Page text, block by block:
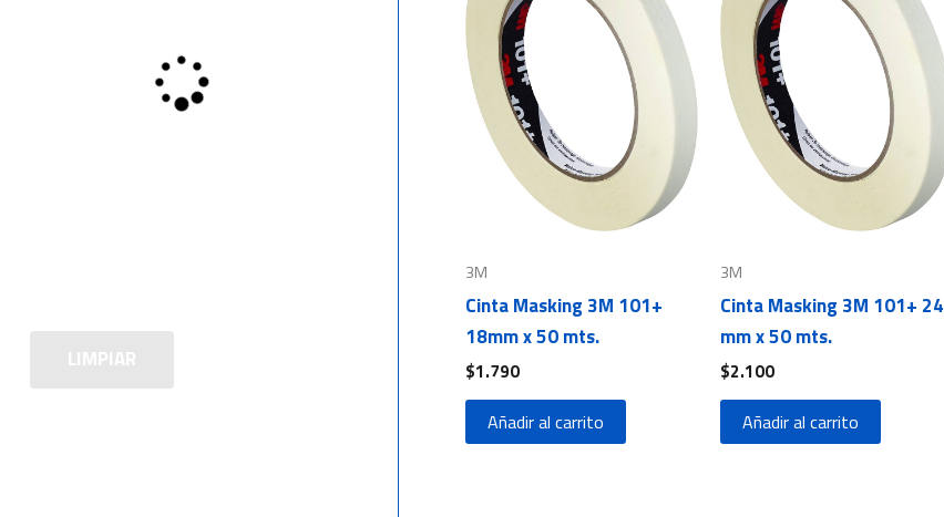
LIMPIAR
3M
Cinta Masking 3M 101+
18mm x 50 mts.
$1.790
Añadir al carrito
3M
Cinta Masking 3M 101+ 24
mm x 50 mts.
$2.100
Añadir al carrito